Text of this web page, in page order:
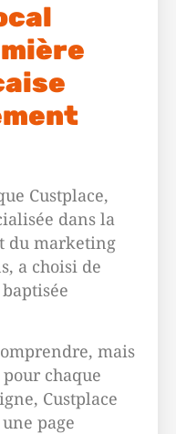
Custplace,
dans la
du marketing
a choisi de
mais
chaque
Custplace
page